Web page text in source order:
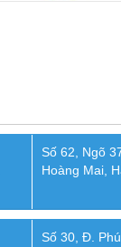
Số 62, Ngõ
Hoàng Mai,
Số 30, Đ.